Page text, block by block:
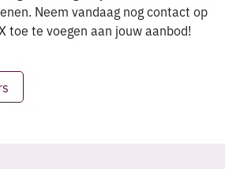
Neem vandaag nog contact op
toe te voegen aan jouw aanbod!